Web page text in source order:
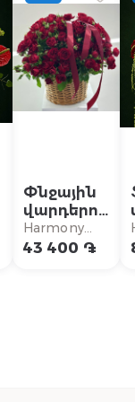
Փնջային
վարդերով
շքեղ
զամբյուղ
Harmony
Flowers
43 400 ֏